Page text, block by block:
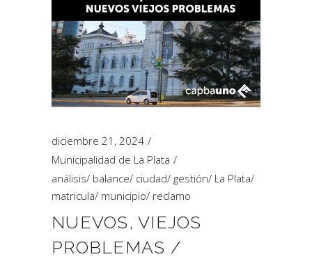
diciembre 21, 2024
Municipalidad de La Plata
análisis/ balance/ ciudad/ gestión/ La Plata/
matricula/ municipio/ reclamo
NUEVOS, VIEJOS
PROBLEMAS /